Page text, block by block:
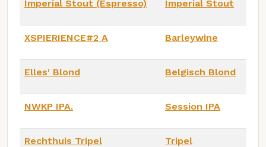
Imperial Stout (Espresso) Imperial Stout
XSPIERIENCE#2 A Barleywine
Elles' Blond Belgisch Blond
NWKP IPA. Session IPA
Rechthuis Tripel Tripel